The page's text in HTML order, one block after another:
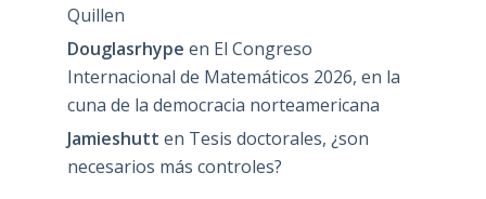
Quillen
Douglasrhype en El Congreso
Internacional de Matemáticos 2026, en la
cuna de la democracia norteamericana
Jamieshutt en Tesis doctorales, ¿son
necesarios más controles?